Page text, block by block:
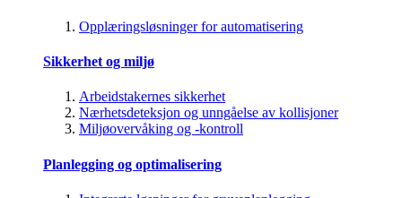
Opplæringsløsninger for automatisering
Sikkerhet og miljø
Arbeidstakernes sikkerhet
Nærhetsdeteksjon og unngåelse av kollisjoner
Miljøovervåking og -kontroll
Planlegging og optimalisering